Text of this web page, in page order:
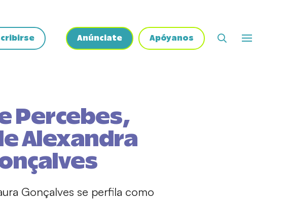
Anúnciate Apóyanos
Percebes,
Alexandra
Gonçalves se perfila como